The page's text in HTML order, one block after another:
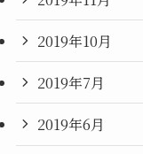
2019年10月
2019年7月
2019年6月